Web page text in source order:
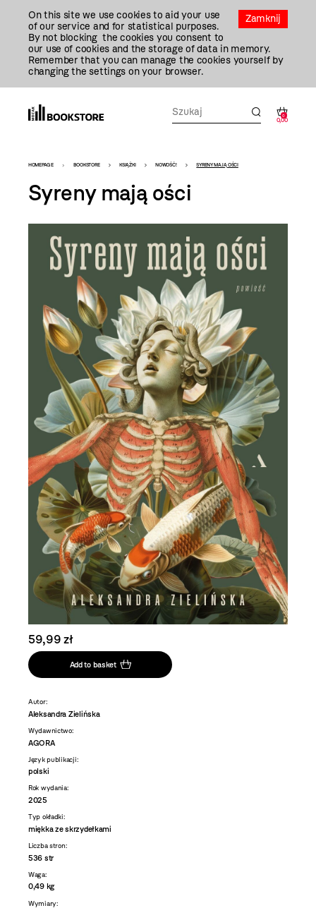
Zamknij
On this site we use cookies to aid your use
of our service and for statistical purposes.
By not blocking the cookies you consent to
our use of cookies and the storage of data in memory.
Remember that you can manage the cookies yourself by
changing the settings on your browser.
0
0,00
Bookstore
-
szablon
szczegóły
HOMEPAGE BOOKSTORE KSIĄŻKI NOWOŚĆ! SYRENY MAJĄ OŚCI
Syreny mają ości
59,99 zł
Add to basket
Autor:
Aleksandra Zielińska
Wydawnictwo:
AGORA
Język publikacji:
polski
Rok wydania:
2025
Typ okładki:
miękka ze skrzydełkami
Liczba stron:
536 str
Waga:
0,49 kg
Wymiary: